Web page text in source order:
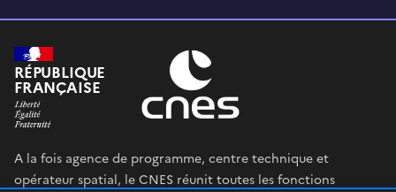
RÉPUBLIQUE
FRANÇAISE
A la fois agence de programme, centre technique et
opérateur spatial, le CNES réunit toutes les fonctions